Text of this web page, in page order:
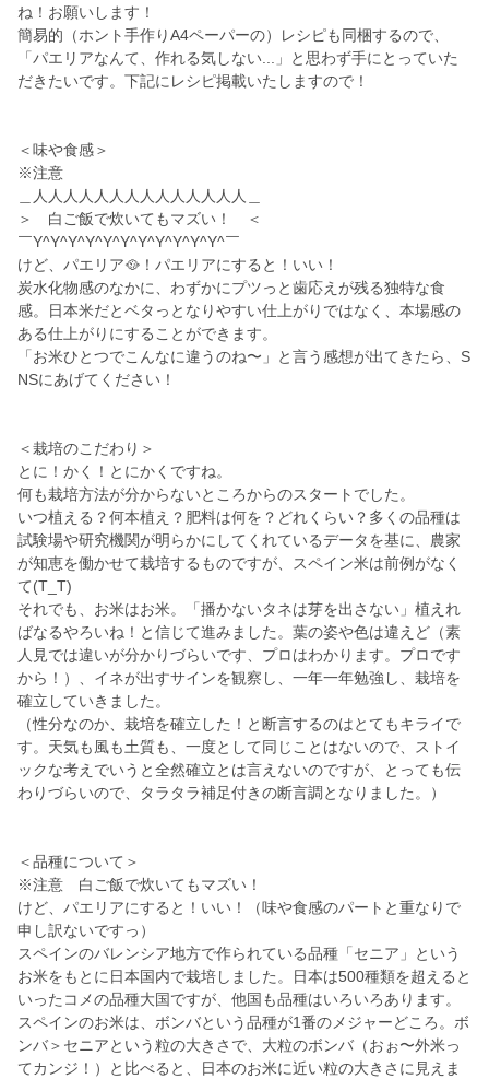
ね！お願いします！
簡易的（ホント手作りA4ペーパーの）レシピも同梱するので、
「パエリアなんて、作れる気しない...」と思わず手にとっていた
だきたいです。下記にレシピ掲載いたしますので！
＜味や食感＞
※注意
＿人人人人人人人人人人人人人人＿
＞ 白ご飯で炊いてもマズい！ ＜
￣Y^Y^Y^Y^Y^Y^Y^Y^Y^Y^Y^￣
けど、パエリア🥘！パエリアにすると！いい！
炭水化物感のなかに、わずかにプツっと歯応えが残る独特な食
感。日本米だとベタっとなりやすい仕上がりではなく、本場感の
ある仕上がりにすることができます。
「お米ひとつでこんなに違うのね〜」と言う感想が出てきたら、S
NSにあげてください！
＜栽培のこだわり＞
とに！かく！とにかくですね。
何も栽培方法が分からないところからのスタートでした。
いつ植える？何本植え？肥料は何を？どれくらい？多くの品種は
試験場や研究機関が明らかにしてくれているデータを基に、農家
が知恵を働かせて栽培するものですが、スペイン米は前例がなく
て(T_T)
それでも、お米はお米。「播かないタネは芽を出さない」植えれ
ばなるやろいね！と信じて進みました。葉の姿や色は違えど（素
人見では違いが分かりづらいです、プロはわかります。プロです
から！）、イネが出すサインを観察し、一年一年勉強し、栽培を
確立していきました。
（性分なのか、栽培を確立した！と断言するのはとてもキライで
す。天気も風も土質も、一度として同じことはないので、ストイ
ックな考えでいうと全然確立とは言えないのですが、とっても伝
わりづらいので、タラタラ補足付きの断言調となりました。）
＜品種について＞
※注意 白ご飯で炊いてもマズい！
けど、パエリアにすると！いい！（味や食感のパートと重なりで
申し訳ないですっ）
スペインのバレンシア地方で作られている品種「セニア」という
お米をもとに日本国内で栽培しました。日本は500種類を超えると
いったコメの品種大国ですが、他国も品種はいろいろあります。
スペインのお米は、ボンバという品種が1番のメジャーどころ。ボ
ンバ＞セニアという粒の大きさで、大粒のボンバ（おぉ〜外米っ
てカンジ！）と比べると、日本のお米に近い粒の大きさに見えま